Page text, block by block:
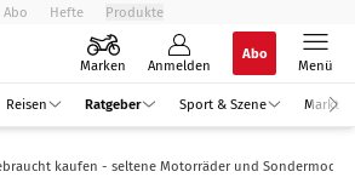
Abo Hefte Produkte
Marken Anmelden
Abo
Menü
Reisen Ratgeber Sport & Szene Markt
kaufen - seltene Motorräder und